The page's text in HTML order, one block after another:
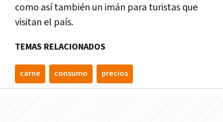
como así también un imán para turistas que
visitan el país.
TEMAS RELACIONADOS
carne consumo precios